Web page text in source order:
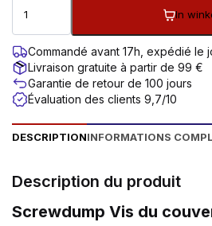
In
Commandé avant 17h, expédié le
Livraison gratuite à partir de 99 €
Garantie de retour de 100 jours
Évaluation des clients 9,7/10
DESCRIPTIONINFORMATIONS
Description du produit
Screwdump Vis du